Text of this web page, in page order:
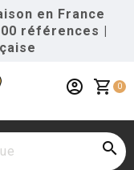
en France
références |
shopping_cart 0
account_circle
